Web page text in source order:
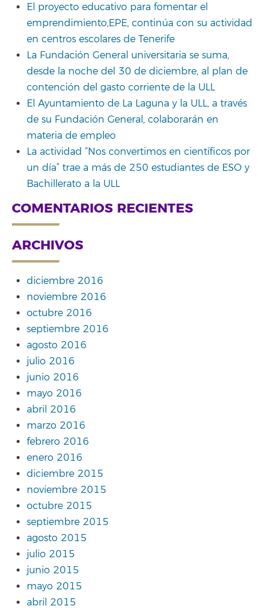
El proyecto educativo para fomentar el
emprendimiento,EPE, continúa con su actividad
en centros escolares de Tenerife
La Fundación General universitaria se suma,
desde la noche del 30 de diciembre, al plan de
contención del gasto corriente de la ULL
El Ayuntamiento de La Laguna y la ULL, a través
de su Fundación General, colaborarán en
materia de empleo
La actividad “Nos convertimos en científicos por
un día” trae a más de 250 estudiantes de ESO y
Bachillerato a la ULL
COMENTARIOS RECIENTES
ARCHIVOS
diciembre 2016
noviembre 2016
octubre 2016
septiembre 2016
agosto 2016
julio 2016
junio 2016
mayo 2016
abril 2016
marzo 2016
febrero 2016
enero 2016
diciembre 2015
noviembre 2015
octubre 2015
septiembre 2015
agosto 2015
julio 2015
junio 2015
mayo 2015
abril 2015